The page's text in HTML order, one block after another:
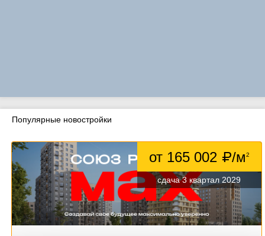
Популярные новостройки
от 165 002 /м2
сдача 3 квартал 2029